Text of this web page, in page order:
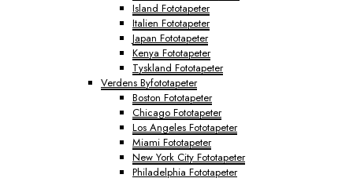
Island Fototapeter
Italien Fototapeter
Japan Fototapeter
Kenya Fototapeter
Tyskland Fototapeter
Verdens Byfototapeter
Boston Fototapeter
Chicago Fototapeter
Los Angeles Fototapeter
Miami Fototapeter
New York City Fototapeter
Philadelphia Fototapeter